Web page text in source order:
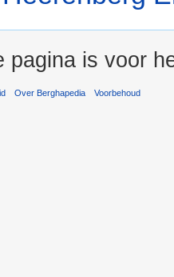
pagina is voor
Over Berghapedia Voorbehoud